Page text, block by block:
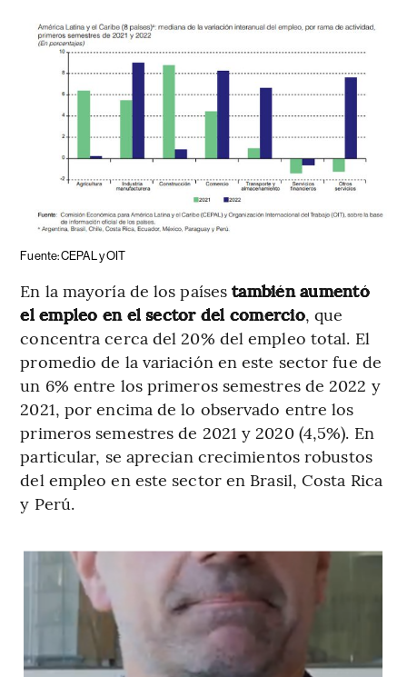
Fuente: CEPAL y OIT
En la mayoría de los paísestambién aumentó
el empleo en el sector del comercio, que
concentra cerca del 20% del empleo total. El
promedio de la variación en este sector fue de
un 6% entre los primeros semestres de 2022 y
2021, por encima de lo observado entre los
primeros semestres de 2021 y 2020 (4,5%). En
particular, se aprecian crecimientos robustos
del empleo en este sector en Brasil, Costa Rica
y Perú.